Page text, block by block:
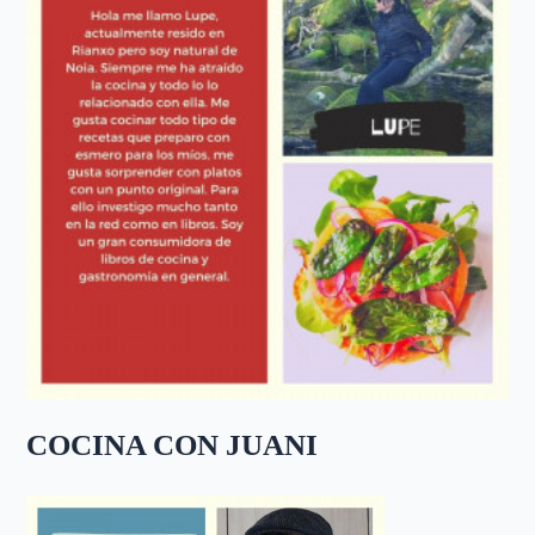
COCINA CON JUANI